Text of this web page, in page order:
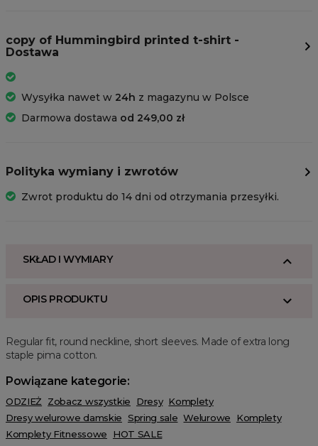
copy of Hummingbird printed t-shirt -
Dostawa
Wysyłka nawet w 24h z magazynu w Polsce
Darmowa dostawa od 249,00 zł
Polityka wymiany i zwrotów
Zwrot produktu do 14 dni od otrzymania przesyłki.
SKŁAD I WYMIARY
OPIS PRODUKTU
Regular fit, round neckline, short sleeves. Made of extra long
staple pima cotton.
Powiązane kategorie:
ODZIEŻ Zobacz wszystkie Dresy Komplety
Dresy welurowe damskie Spring sale Welurowe
Komplety
Komplety Fitnessowe
HOT SALE